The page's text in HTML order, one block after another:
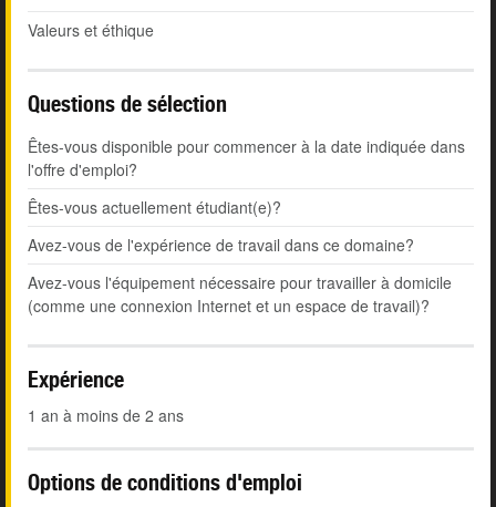
Valeurs et éthique
Questions de sélection
Êtes-vous disponible pour commencer à la date indiquée dans
l'offre d'emploi?
Êtes-vous actuellement étudiant(e)?
Avez-vous de l'expérience de travail dans ce domaine?
Avez-vous l'équipement nécessaire pour travailler à domicile
(comme une connexion Internet et un espace de travail)?
Expérience
1 an à moins de 2 ans
Options de conditions d'emploi